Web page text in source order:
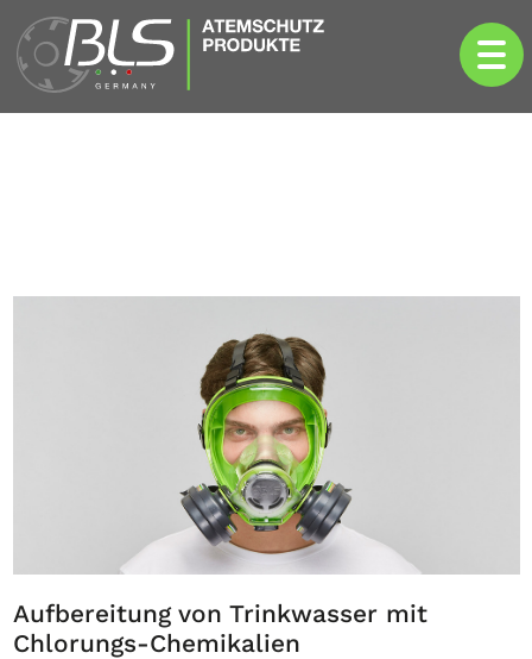
Aufbereitung von Trinkwasser mit
Chlorungs-Chemikalien